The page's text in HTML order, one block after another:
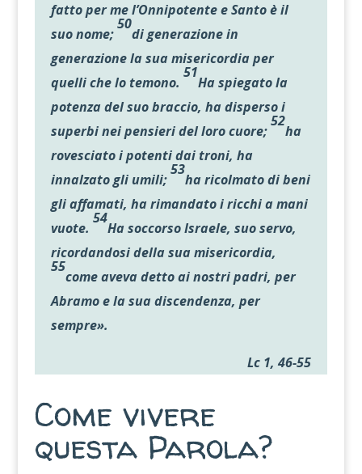
fatto per me l’Onnipotente e Santo è il
suo nome;
50
di generazione in
generazione la sua misericordia per
quelli che lo temono.
51
Ha spiegato la
potenza del suo braccio, ha disperso i
superbi nei pensieri del loro cuore;
52
ha
rovesciato i potenti dai troni, ha
innalzato gli umili;
53
ha ricolmato di beni
gli affamati, ha rimandato i ricchi a mani
vuote.
54
Ha soccorso Israele, suo servo,
ricordandosi della sua misericordia,
55
come aveva detto ai nostri padri, per
Abramo e la sua discendenza, per
sempre».
Lc 1, 46-55
Come vivere
questa Parola?